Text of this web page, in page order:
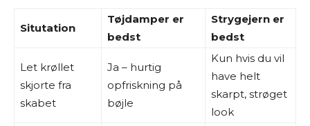
Situtation
Tøjdamper er
bedst
Strygejern er
bedst
Let krøllet
skjorte fra
skabet
Ja – hurtig
opfriskning på
bøjle
Kun hvis du vil
have helt
skarpt, strøget
look